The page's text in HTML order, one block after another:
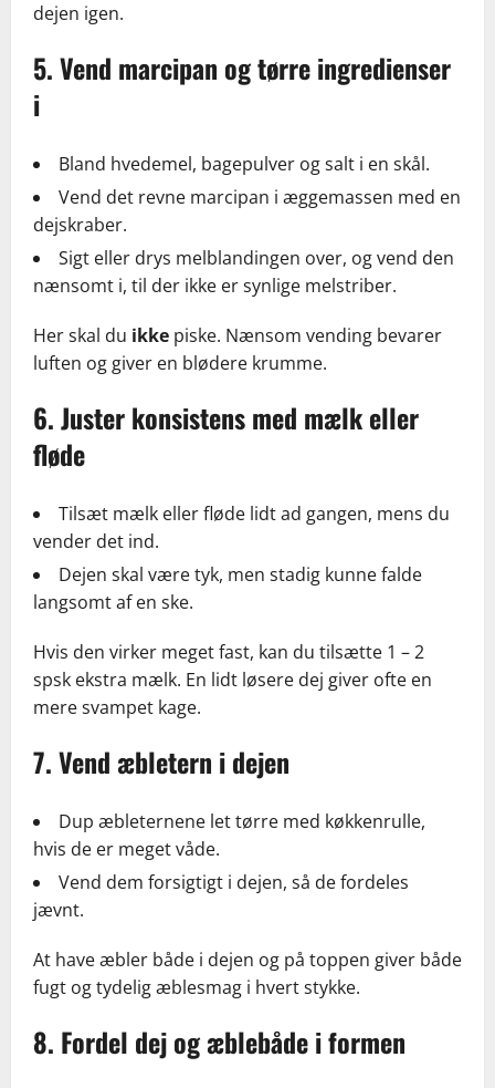
dejen igen.
5. Vend marcipan og tørre ingredienser
i
Bland hvedemel, bagepulver og salt i en skål.
Vend det revne marcipan i æggemassen med en
dejskraber.
Sigt eller drys melblandingen over, og vend den
nænsomt i, til der ikke er synlige melstriber.
Her skal du ikke piske. Nænsom vending bevarer
luften og giver en blødere krumme.
6. Juster konsistens med mælk eller
fløde
Tilsæt mælk eller fløde lidt ad gangen, mens du
vender det ind.
Dejen skal være tyk, men stadig kunne falde
langsomt af en ske.
Hvis den virker meget fast, kan du tilsætte 1 – 2
spsk ekstra mælk. En lidt løsere dej giver ofte en
mere svampet kage.
7. Vend æbletern i dejen
Dup æbleternene let tørre med køkkenrulle,
hvis de er meget våde.
Vend dem forsigtigt i dejen, så de fordeles
jævnt.
At have æbler både i dejen og på toppen giver både
fugt og tydelig æblesmag i hvert stykke.
8. Fordel dej og æblebåde i formen